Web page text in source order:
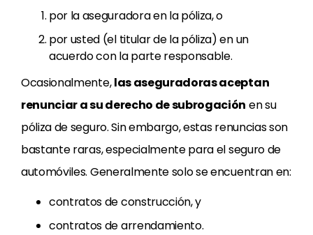
por la aseguradora en la póliza, o
por usted (el titular de la póliza) en un
acuerdo con la parte responsable.
Ocasionalmente,las aseguradoras aceptan
renunciar a su derecho de subrogación en su
póliza de seguro. Sin embargo, estas renuncias son
bastante raras, especialmente para el seguro de
automóviles. Generalmente solo se encuentran en:
contratos de construcción, y
contratos de arrendamiento.